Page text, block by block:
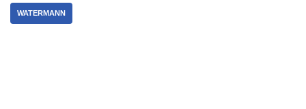
WATERMANN